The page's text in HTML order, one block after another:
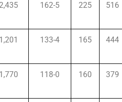
162-5 225 516
1,201 133-4 165 444
1,770 118-0 160 379